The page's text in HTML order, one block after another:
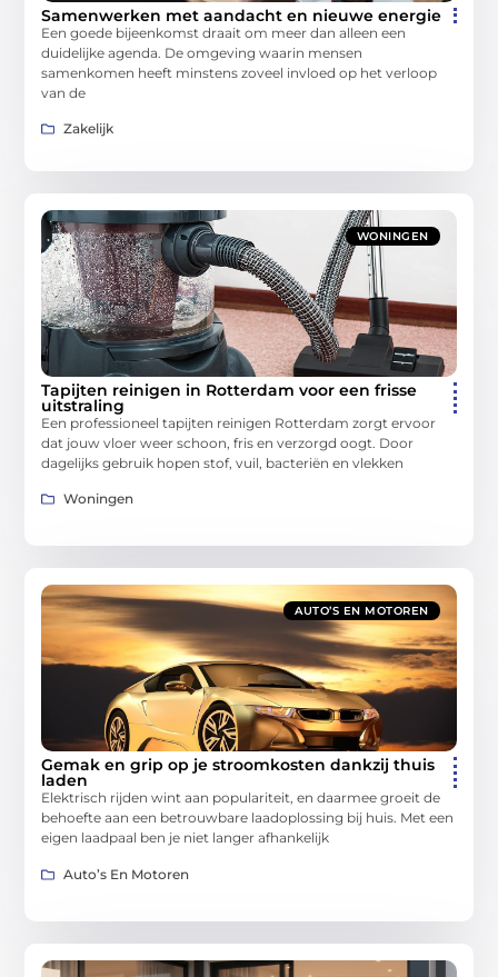
Samenwerken met aandacht en nieuwe energie
Een goede bijeenkomst draait om meer dan alleen een
duidelijke agenda. De omgeving waarin mensen
samenkomen heeft minstens zoveel invloed op het verloop
van de
Zakelijk
WONINGEN
Tapijten reinigen in Rotterdam voor een frisse
uitstraling
Een professioneel tapijten reinigen Rotterdam zorgt ervoor
dat jouw vloer weer schoon, fris en verzorgd oogt. Door
dagelijks gebruik hopen stof, vuil, bacteriën en vlekken
Woningen
AUTO’S EN MOTOREN
Gemak en grip op je stroomkosten dankzij thuis
laden
Elektrisch rijden wint aan populariteit, en daarmee groeit de
behoefte aan een betrouwbare laadoplossing bij huis. Met een
eigen laadpaal ben je niet langer afhankelijk
Auto’s En Motoren